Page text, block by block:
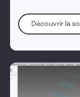
Découvrir la